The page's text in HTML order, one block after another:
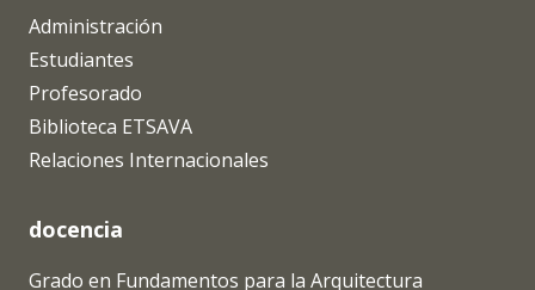
Administración
Estudiantes
Profesorado
Biblioteca ETSAVA
Relaciones Internacionales
docencia
Grado en Fundamentos para la Arquitectura